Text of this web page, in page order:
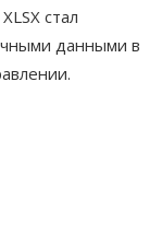
стал
данными в